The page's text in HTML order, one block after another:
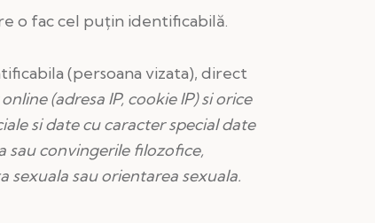
o fac cel puțin identificabilă.
(persoana vizata), direct
(adresa IP, cookie IP) si orice
si date cu caracter special date
sau convingerile filozofice,
sexuala sau orientarea sexuala.